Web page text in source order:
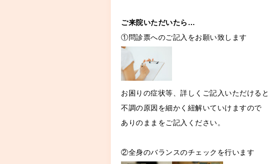
ご来院いただいたら…
①問診票へのご記入をお願い致します
お困りの症状等、詳しくご記入いただけると
不調の原因を細かく紐解いていけますので
ありのままをご記入ください。
②全身のバランスのチェックを行います